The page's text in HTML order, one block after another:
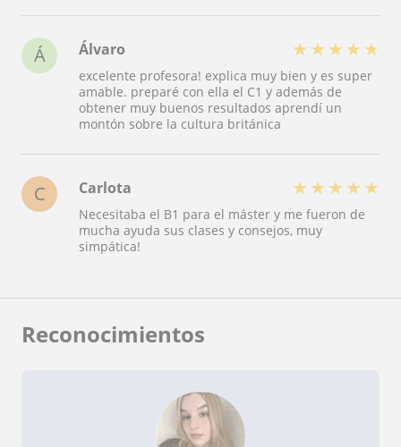
cada alumno. Confío plenamente en su talento
y eso se refleja en la atención que presta, su
estás buscando clases de inglés con alguien que
combina profesionalidad, vocación y empatía, no
dudaría en recomendar a Noelia.
Á Álvaro ★ ★ ★ ★ ★
excelente profesora! explica muy bien y es super
amable. preparé con ella el C1 y además de
obtener muy buenos resultados aprendí un
montón sobre la cultura británica
C Carlota ★ ★ ★ ★ ★
Necesitaba el B1 para el máster y me fueron de
mucha ayuda sus clases y consejos, muy
simpática!
Reconocimientos